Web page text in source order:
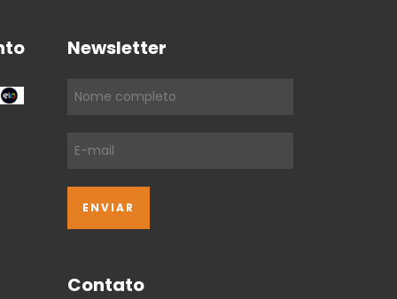
Newsletter
Contato